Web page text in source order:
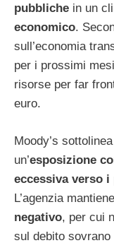
pubbliche in un
economico.
sull’economia
per i prossimi
risorse per far
euro.
Moody’s
un’esposizione
eccessiva verso
L’agenzia
negativo, per cui
sul debito